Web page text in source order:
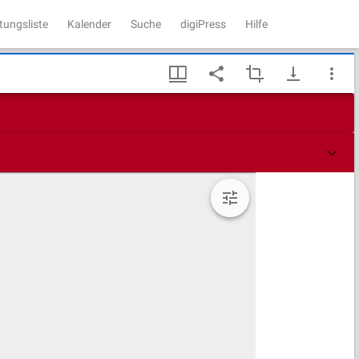
Kalender Suche digiPress Hilfe